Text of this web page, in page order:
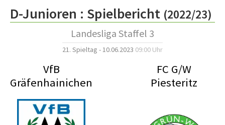
D-Junioren : Spielbericht (2022/23)
Landesliga Staffel 3
21. Spieltag - 10.06.2023 09:00 Uhr
VfB
Gräfenhainichen
FC G/W
Piesteritz